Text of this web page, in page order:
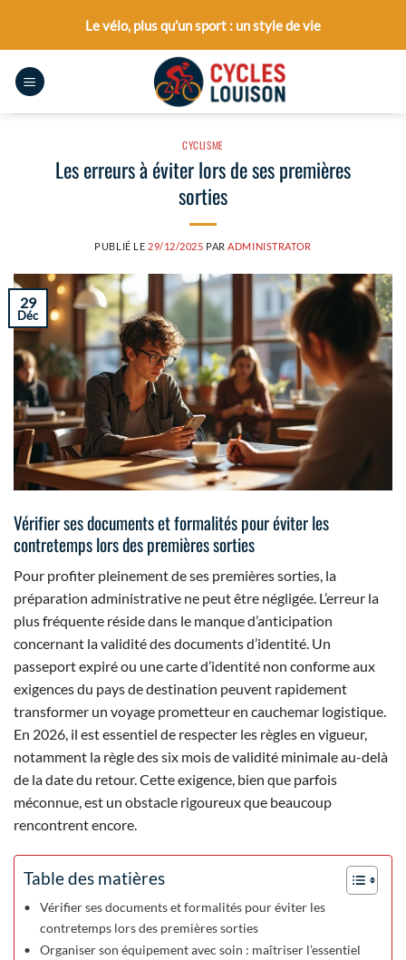
contenu
Le vélo, plus qu’un sport : un style de vie
CYCLISME
Les erreurs à éviter lors de ses premières
sorties
PUBLIÉ LE 29/12/2025 PAR ADMINISTRATOR
29
Déc
Vérifier ses documents et formalités pour éviter les
contretemps lors des premières sorties
Pour profiter pleinement de ses premières sorties, la
préparation administrative ne peut être négligée. L’erreur la
plus fréquente réside dans le manque d’anticipation
concernant la validité des documents d’identité. Un
passeport expiré ou une carte d’identité non conforme aux
exigences du pays de destination peuvent rapidement
transformer un voyage prometteur en cauchemar logistique.
En 2026, il est essentiel de respecter les règles en vigueur,
notamment la règle des six mois de validité minimale au-delà
de la date du retour. Cette exigence, bien que parfois
méconnue, est un obstacle rigoureux que beaucoup
rencontrent encore.
Table des matières
Vérifier ses documents et formalités pour éviter les
contretemps lors des premières sorties
Organiser son équipement avec soin : maîtriser l’essentiel